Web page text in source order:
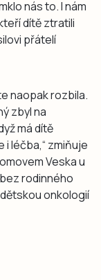
nás to. I nám
dítě ztratili
přátelí
naopak rozbila.
zbyl na
má dítě
i léčba,“ zmiňuje
Veska u
rodinného
onkologií